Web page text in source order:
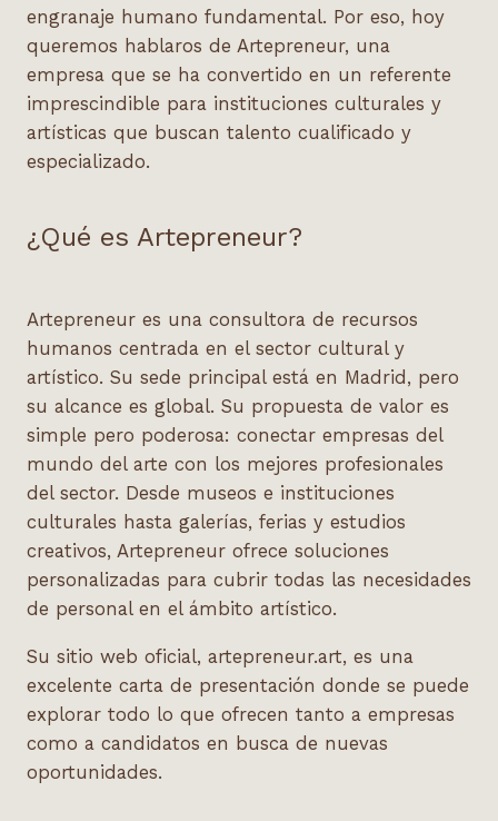
engranaje humano fundamental. Por eso, hoy
queremos hablaros de Artepreneur, una
empresa que se ha convertido en un referente
imprescindible para instituciones culturales y
artísticas que buscan talento cualificado y
especializado.
¿Qué es Artepreneur?
Artepreneur es una consultora de recursos
humanos centrada en el sector cultural y
artístico. Su sede principal está en Madrid, pero
su alcance es global. Su propuesta de valor es
simple pero poderosa: conectar empresas del
mundo del arte con los mejores profesionales
del sector. Desde museos e instituciones
culturales hasta galerías, ferias y estudios
creativos, Artepreneur ofrece soluciones
personalizadas para cubrir todas las necesidades
de personal en el ámbito artístico.
Su sitio web oficial, artepreneur.art, es una
excelente carta de presentación donde se puede
explorar todo lo que ofrecen tanto a empresas
como a candidatos en busca de nuevas
oportunidades.